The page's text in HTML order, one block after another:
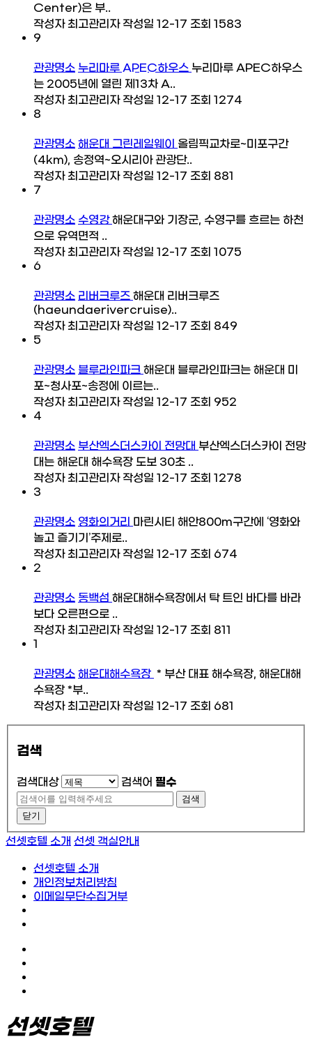
Center)은 부..
작성자 최고관리자 작성일 12-17 조회 1583
9
관광명소 누리마루 APEC하우스 누리마루 APEC하우스
는 2005년에 열린 제13차 A..
작성자 최고관리자 작성일 12-17 조회 1274
8
관광명소 해운대 그린레일웨이 올림픽교차로~미포구간
(4km), 송정역~오시리아 관광단..
작성자 최고관리자 작성일 12-17 조회 881
7
관광명소 수영강해운대구와 기장군, 수영구를 흐르는 하천
으로 유역면적 ..
작성자 최고관리자 작성일 12-17 조회 1075
6
관광명소 리버크루즈 해운대 리버크루즈
(haeundaerivercruise)..
작성자 최고관리자 작성일 12-17 조회 849
5
관광명소 블루라인파크 해운대 블루라인파크는 해운대 미
포~청사포~송정에 이르는..
작성자 최고관리자 작성일 12-17 조회 952
4
관광명소 부산엑스더스카이 전망대 부산엑스더스카이 전망
대는 해운대 해수욕장 도보 30초 ..
작성자 최고관리자 작성일 12-17 조회 1278
3
관광명소 영화의거리 마린시티 해안800m구간에 ‘영화와
놀고 즐기기’주제로..
작성자 최고관리자 작성일 12-17 조회 674
2
관광명소 동백섬 해운대해수욕장에서 탁 트인 바다를 바라
보다 오른편으로 ..
작성자 최고관리자 작성일 12-17 조회 811
1
관광명소 해운대해수욕장 * 부산 대표 해수욕장, 해운대해
수욕장 *부..
작성자 최고관리자 작성일 12-17 조회 681
검색
검색대상 검색어 필수
검색
닫기
선셋호텔 소개 선셋 객실안내
선셋호텔 소개
개인정보처리방침
이메일무단수집거부
선셋호텔